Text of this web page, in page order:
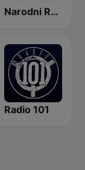
Narodni Radio
Radio 101